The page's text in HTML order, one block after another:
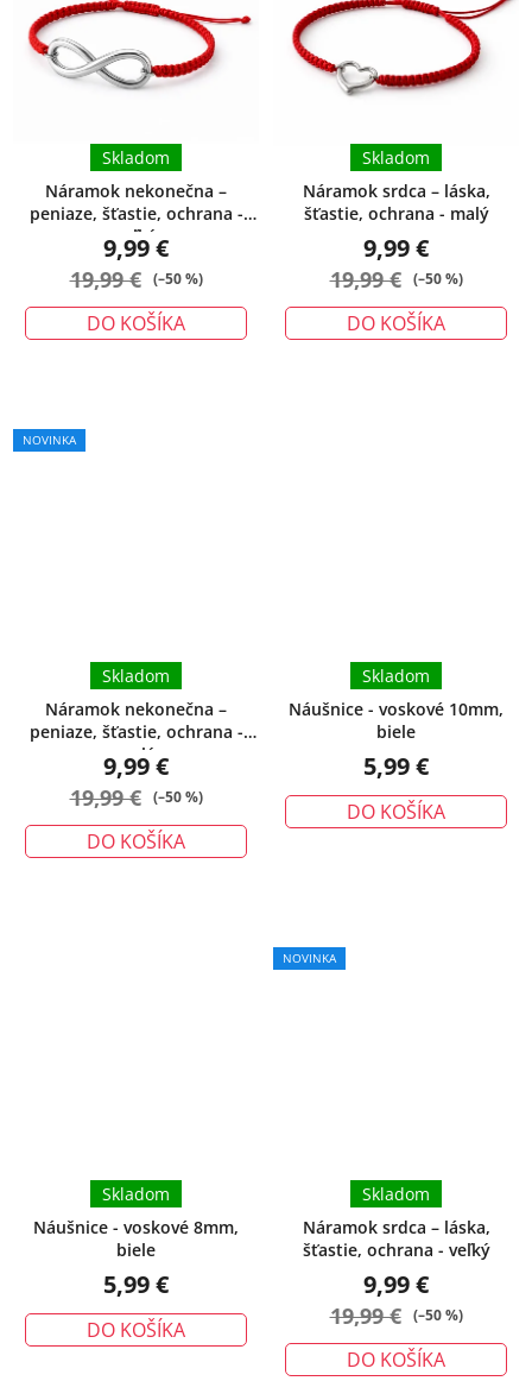
Náramok nekonečna –
peniaze, šťastie, ochrana -
veľký
Skladom
9,99 €
19,99 € (–50 %)
DO KOŠÍKA
Náramok srdca – láska,
šťastie, ochrana - malý
Skladom
9,99 €
19,99 € (–50 %)
DO KOŠÍKA
NOVINKA
Náramok nekonečna –
peniaze, šťastie, ochrana -
malý
Skladom
9,99 €
19,99 € (–50 %)
DO KOŠÍKA
Náušnice - voskové 10mm,
biele
Skladom
5,99 €
DO KOŠÍKA
Náušnice - voskové 8mm,
biele
Skladom
5,99 €
DO KOŠÍKA
NOVINKA
Náramok srdca – láska,
šťastie, ochrana - veľký
Skladom
9,99 €
19,99 € (–50 %)
DO KOŠÍKA